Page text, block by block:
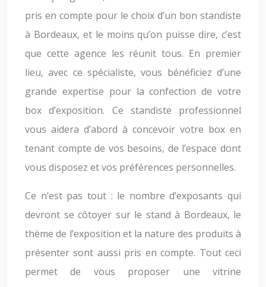
pris en compte pour le choix d’un bon standiste
à Bordeaux, et le moins qu’on puisse dire, c’est
que cette agence les réunit tous. En premier
lieu, avec ce spécialiste, vous bénéficiez d’une
grande expertise pour la confection de votre
box d’exposition. Ce standiste professionnel
vous aidera d’abord à concevoir votre box en
tenant compte de vos besoins, de l’espace dont
vous disposez et vos préférences personnelles.
Ce n’est pas tout : le nombre d’exposants qui
devront se côtoyer sur le stand à Bordeaux, le
thème de l’exposition et la nature des produits à
présenter sont aussi pris en compte. Tout ceci
permet de vous proposer une vitrine